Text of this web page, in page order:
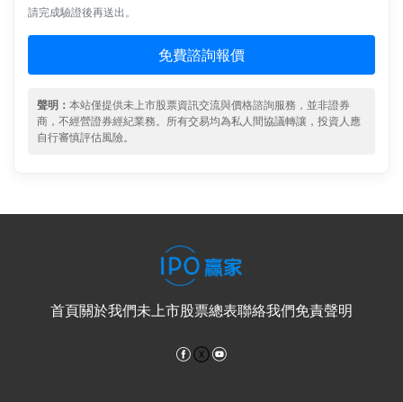
請完成驗證後再送出。
免費諮詢報價
聲明： 本站僅提供未上市股票資訊交流與價格諮詢服務，並非證券
商，不經營證券經紀業務。所有交易均為私人間協議轉讓，投資人應
自行審慎評估風險。
首頁關於我們未上市股票總表聯絡我們免責聲明
Facebook